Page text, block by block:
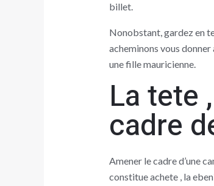
billet.
Nonobstant, gardez en
acheminons vous
une fille mauricienne.
La tete
cadre
Amener le cadre d’une
constitue achete , la